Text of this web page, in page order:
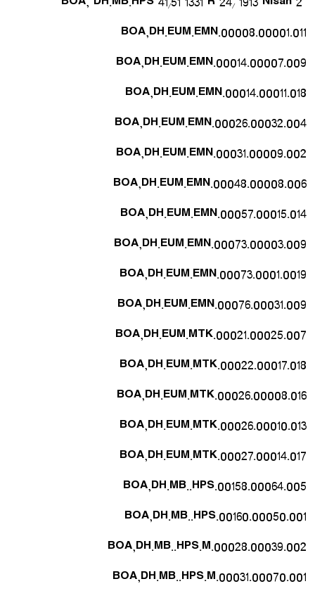
BOA,DH.EUM.EMN.00008.00001.011
BOA,DH.EUM.EMN.00014.00007.009
BOA,DH.EUM.EMN.00014.00011.018
BOA,DH.EUM.EMN.00026.00032.004
BOA,DH.EUM.EMN.00031.00009.002
BOA,DH.EUM.EMN.00048.00008.006
BOA,DH.EUM.EMN.00057.00015.014
BOA,DH.EUM.EMN.00073.00003.009
BOA,DH.EUM.EMN.00073.0001.0019
BOA,DH.EUM.EMN.00076.00031.009
BOA,DH.EUM.MTK.00021.00025.007
BOA,DH.EUM.MTK.00022.00017.018
BOA,DH.EUM.MTK.00026.00008.016
BOA,DH.EUM.MTK.00026.00010.013
BOA,DH.EUM.MTK.00027.00014.017
BOA,DH.MB..HPS.00158.00064.005
BOA,DH.MB..HPS.00160.00050.001
BOA,DH.MB..HPS.M.00028.00039.002
BOA,DH.MB..HPS.M.00031.00070.001